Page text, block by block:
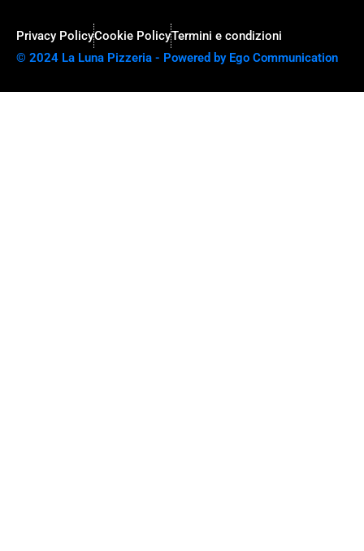
Privacy PolicyCookie PolicyTermini e condizioni
© 2024 La Luna Pizzeria - Powered by Ego Communication